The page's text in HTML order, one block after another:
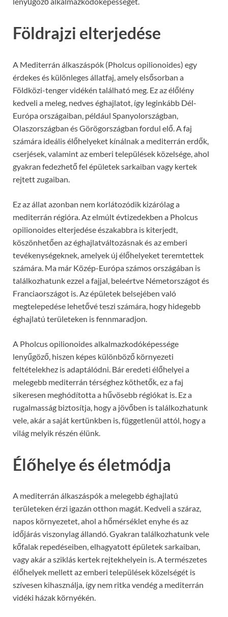
Földrajzi elterjedése
A Mediterrán álkaszáspók (Pholcus opilionoides) egy
érdekes és különleges állatfaj, amely elsősorban a
Földközi-tenger vidékén található meg. Ez az élőlény
kedveli a meleg, nedves éghajlatot, így leginkább Dél-
Európa országaiban, például Spanyolországban,
Olaszországban és Görögországban fordul elő. A faj
számára ideális élőhelyeket kínálnak a mediterrán erdők,
cserjések, valamint az emberi települések közelsége, ahol
gyakran fedezhető fel épületek sarkaiban vagy kertek
rejtett zugaiban.
Ez az állat azonban nem korlátozódik kizárólag a
mediterrán régióra. Az elmúlt évtizedekben a Pholcus
opilionoides elterjedése északabbra is kiterjedt,
köszönhetően az éghajlatváltozásnak és az emberi
tevékenységeknek, amelyek új élőhelyeket teremtettek
számára. Ma már Közép-Európa számos országában is
találkozhatunk ezzel a fajjal, beleértve Németországot és
Franciaországot is. Az épületek belsejében való
megtelepedése lehetővé teszi számára, hogy hidegebb
éghajlatú területeken is fennmaradjon.
A Pholcus opilionoides alkalmazkodóképessége
lenyűgöző, hiszen képes különböző környezeti
feltételekhez is adaptálódni. Bár eredeti élőhelyei a
melegebb mediterrán térséghez köthetők, ez a faj
sikeresen meghódította a hűvösebb régiókat is. Ez a
rugalmasság biztosítja, hogy a jövőben is találkozhatunk
vele, akár a saját kertünkben is, függetlenül attól, hogy a
világ melyik részén élünk.
Élőhelye és életmódja
A mediterrán álkaszáspók a melegebb éghajlatú
területeken érzi igazán otthon magát. Kedveli a száraz,
napos környezetet, ahol a hőmérséklet enyhe és az
időjárás viszonylag állandó. Gyakran találkozhatunk vele
kőfalak repedéseiben, elhagyatott épületek sarkaiban,
vagy akár a sziklás kertek rejtekhelyein is. A természetes
élőhelyek mellett az emberi települések közelségét is
szívesen kihasználja, így nem ritka vendég a mediterrán
vidéki házak környékén.